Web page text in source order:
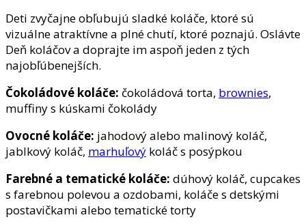
Deti zvyčajne obľubujú sladké koláče, ktoré sú
vizuálne atraktívne a plné chutí, ktoré poznajú. Oslávte
Deň koláčov a doprajte im aspoň jeden z tých
najobľúbenejších.
Čokoládové koláče: čokoládová torta, brownies,
muffiny s kúskami čokolády
Ovocné koláče: jahodový alebo malinový koláč,
jablkový koláč, marhuľový koláč s posýpkou
Farebné a tematické koláče: dúhový koláč, cupcakes
s farebnou polevou a ozdobami, koláče s detskými
postavičkami alebo tematické torty